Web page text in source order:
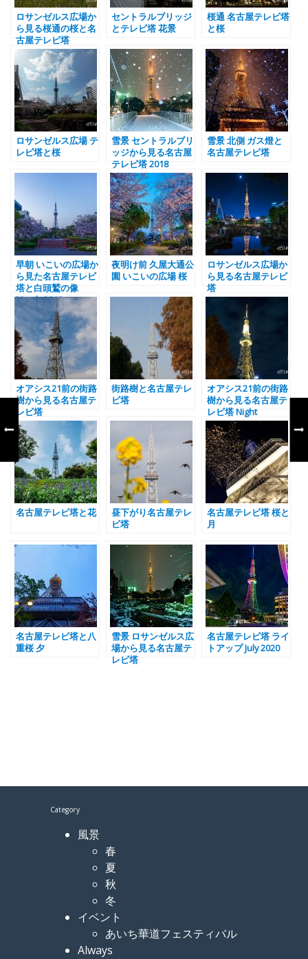
ロサンゼルス広場か
ら見る桜通の桜と名
古屋テレビ塔
セントラルブリッジ
とテレビ塔 花景
桜通 名古屋テレビ塔
と桜
ロサンゼルス広場 テ
レビ塔と桜
雪景 セントラルブリ
ッジから見る名古屋
テレビ塔 2018
雪景 北側 ガス燈と
名古屋テレビ塔
早朝 いこいの広場か
ら見た名古屋テレビ
塔と白頭鷲の像
March 2018
夜明け前 久屋大通公
園 いこいの広場 桜
ロサンゼルス広場か
ら見る名古屋テレビ
塔
オアシス21前の街路
樹から見る名古屋テ
レビ塔
街路樹と名古屋テレ
ビ塔
オアシス21前の街路
樹から見る名古屋テ
レビ塔 Night
名古屋テレビ塔と花
昼下がり名古屋テレ
ビ塔
名古屋テレビ塔 桜と
月
名古屋テレビ塔と八
重桜 夕
雪景 ロサンゼルス広
場から見る名古屋テ
レビ塔
名古屋テレビ塔 ライ
トアップ July 2020
Category
風景
春
夏
秋
冬
イベント
あいち華道フェスティバル
Always